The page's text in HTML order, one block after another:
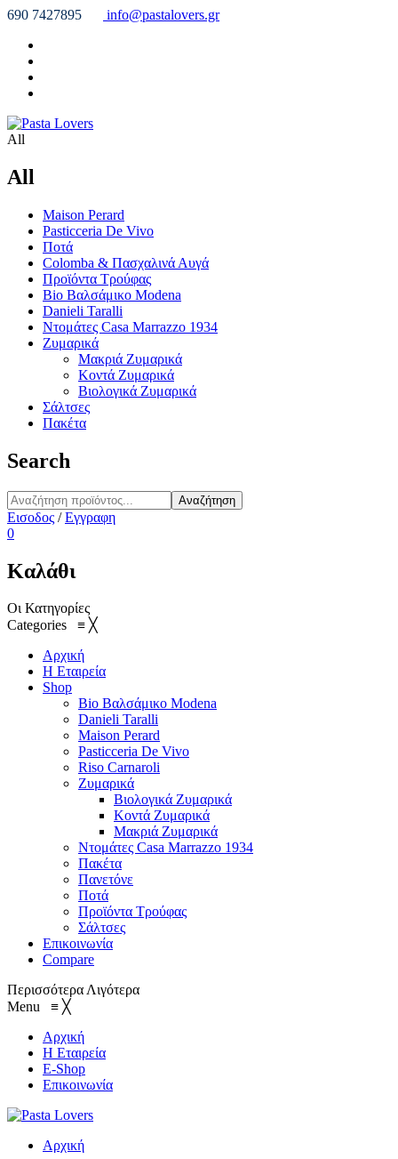
690 7427895 info@pastalovers.gr
All
All
Maison Perard
Pasticceria De Vivo
Ποτά
Colomba & Πασχαλινά Αυγά
Προϊόντα Τρούφας
Bio Βαλσάμικο Modena
Danieli Taralli
Ντομάτες Casa Marrazzo 1934
Ζυμαρικά
Μακριά Ζυμαρικά
Κοντά Ζυμαρικά
Βιολογικά Ζυμαρικά
Σάλτσες
Πακέτα
Search
Αναζήτηση
Εισοδος /Εγγραφη
0
Καλάθι
Οι Κατηγορίες
Categories ≡ ╳
Αρχική
Η Εταιρεία
Shop
Bio Βαλσάμικο Modena
Danieli Taralli
Maison Perard
Pasticceria De Vivo
Riso Carnaroli
Ζυμαρικά
Βιολογικά Ζυμαρικά
Κοντά Ζυμαρικά
Μακριά Ζυμαρικά
Ντομάτες Casa Marrazzo 1934
Πακέτα
Πανετόνε
Ποτά
Προϊόντα Τρούφας
Σάλτσες
Επικοινωνία
Compare
ΠερισσότεραΛιγότερα
Menu ≡ ╳
Αρχική
Η Εταιρεία
E-Shop
Επικοινωνία
Αρχική